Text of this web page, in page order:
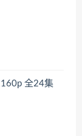
全24集